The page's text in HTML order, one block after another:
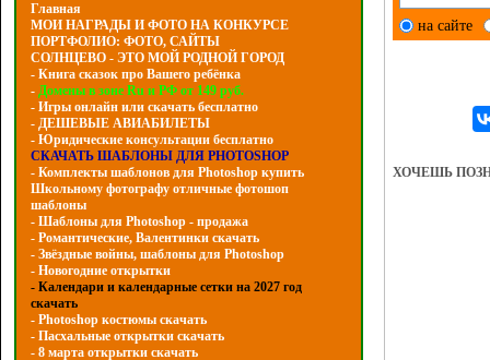
Главная
МОИ НАГРАДЫ И ФОТО НА КОНКУРСЕ
ПОРТФОЛИО: ФОТО, САЙТЫ
СОЛНЦЕВО - ЭТО МОЙ РОДНОЙ ГОРОД
- Книга сказок про Вашего ребёнка
- Домены в зоне Ru и РФ от 149 руб.
- Игры онлайн или скачать бесплатно
- ДЕШЕВЫЕ АВИАБИЛЕТЫ
- Юридические консультации бесплатно
СКАЧАТЬ ШАБЛОНЫ ДЛЯ PHOTOSHOP
- Комплекты шаблонов для Photoshop купить
Школьному фотографу отличные фотошоп
шаблоны
- Шаблоны для Photoshop - продажа
- Романтические, Валентинки скачать
- Звёздные войны, шаблоны для Photoshop
- Hовогодние открытки
- Календари и календарные сетки на 2027 год
скачать
- Photoshop костюмы скачать
- Пасхальные открытки скачать
- 8 марта открытки скачать
на сайте
ХОЧЕШЬ